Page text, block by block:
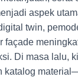
aspek
twin,
façade
Di masa lalu,
katalog